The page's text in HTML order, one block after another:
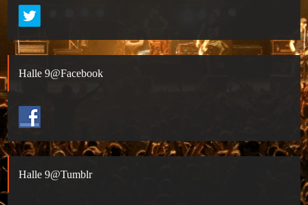
Halle 9@Facebook
Halle 9@Tumblr